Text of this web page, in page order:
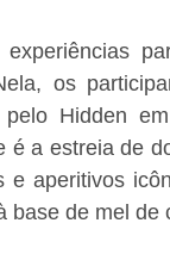
experiências
os
pelo Hidden
é a estreia de
e aperitivos
base de mel de